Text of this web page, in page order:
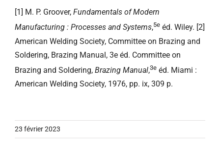
[1] M. P. Groover, Fundamentals of Modern
Manufacturing : Processes and Systems,5eéd. Wiley. [2]
American Welding Society, Committee on Brazing and
Soldering, Brazing Manual, 3e éd. Committee on
Brazing and Soldering, Brazing Manual,3eéd. Miami :
American Welding Society, 1976, pp. ix, 309 p.
23 février 2023